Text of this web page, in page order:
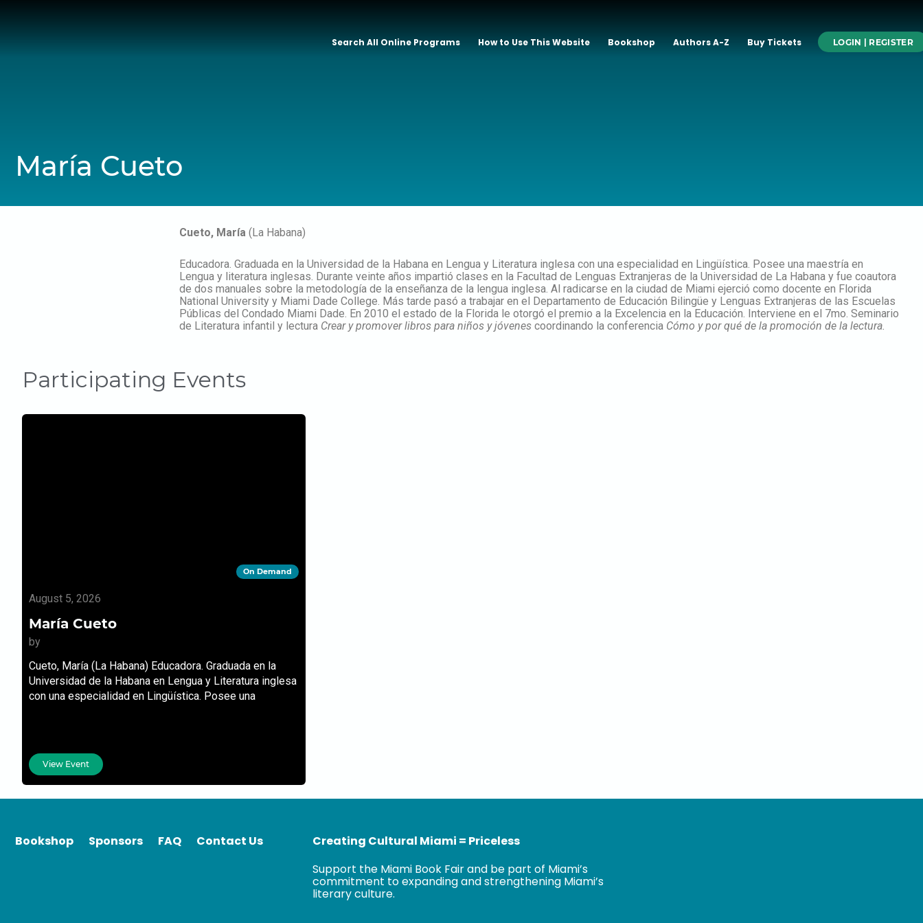
Search All Online Programs How to Use This Website Bookshop Authors A-Z Buy Tickets LOGIN | REGISTER
María Cueto
Cueto, María (La Habana)
Educadora. Graduada en la Universidad de la Habana en Lengua y Literatura inglesa con una especialidad en Lingüística. Posee una maestría en
Lengua y literatura inglesas. Durante veinte años impartió clases en la Facultad de Lenguas Extranjeras de la Universidad de La Habana y fue coautora
de dos manuales sobre la metodología de la enseñanza de la lengua inglesa. Al radicarse en la ciudad de Miami ejerció como docente en Florida
National University y Miami Dade College. Más tarde pasó a trabajar en el Departamento de Educación Bilingüe y Lenguas Extranjeras de las Escuelas
Públicas del Condado Miami Dade. En 2010 el estado de la Florida le otorgó el premio a la Excelencia en la Educación. Interviene en el 7mo. Seminario
de Literatura infantil y lectura Crear y promover libros para niños y jóvenes coordinando la conferencia Cómo y por qué de la promoción de la lectura.
Participating Events
On Demand
August 5, 2026
María Cueto
by
Cueto, María (La Habana) Educadora. Graduada en la
Universidad de la Habana en Lengua y Literatura inglesa
con una especialidad en Lingüística. Posee una
View Event
Bookshop Sponsors FAQ Contact Us
Creating Cultural Miami = Priceless
Support the Miami Book Fair and be part of Miami’s
commitment to expanding and strengthening Miami’s
literary culture.